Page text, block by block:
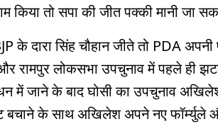
किया तो सपा की जीत पक्की मानी जा
के दारा सिंह चौहान जीते तो PDA
रामपुर लोकसभा उपचुनाव में पहले ही
में जाने के बाद घोसी का उपचुनाव अखिलेश
बचाने के साथ अखिलेश अपने नए